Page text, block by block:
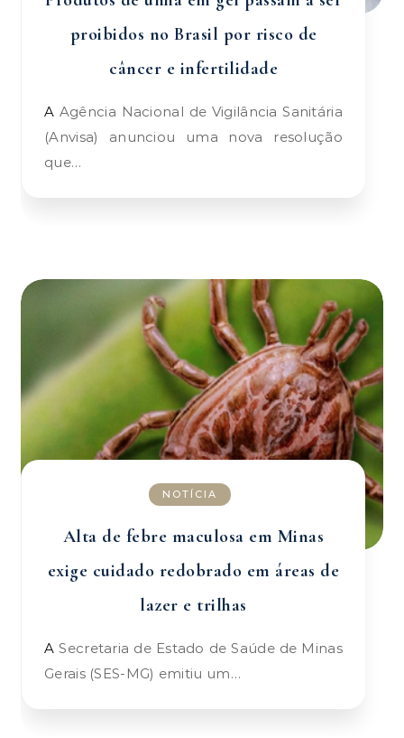
proibidos no Brasil por risco de
câncer e infertilidade
A Agência Nacional de Vigilância Sanitária
(Anvisa) anunciou uma nova resolução
que…
NOTÍCIA
Alta de febre maculosa em Minas
exige cuidado redobrado em áreas de
lazer e trilhas
A Secretaria de Estado de Saúde de Minas
Gerais (SES-MG) emitiu um…